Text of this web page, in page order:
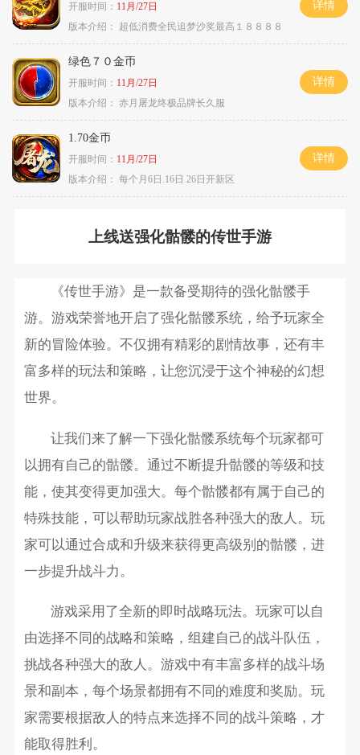
开服时间： 11月/27日
版本介绍：
超低消费全民追梦沙奖最高１８８８８
详情
绿色７０金币
开服时间： 11月/27日
版本介绍： 赤月屠龙终极品牌长久服
详情
1.70金币
开服时间： 11月/27日
版本介绍： 每个月6日.16日.26日开新区
详情
上线送强化骷髅的传世手游
《传世手游》是一款备受期待的强化骷髅手
游。游戏荣誉地开启了强化骷髅系统，给予玩家全
新的冒险体验。不仅拥有精彩的剧情故事，还有丰
富多样的玩法和策略，让您沉浸于这个神秘的幻想
世界。
让我们来了解一下强化骷髅系统每个玩家都可
以拥有自己的骷髅。通过不断提升骷髅的等级和技
能，使其变得更加强大。每个骷髅都有属于自己的
特殊技能，可以帮助玩家战胜各种强大的敌人。玩
家可以通过合成和升级来获得更高级别的骷髅，进
一步提升战斗力。
游戏采用了全新的即时战略玩法。玩家可以自
由选择不同的战略和策略，组建自己的战斗队伍，
挑战各种强大的敌人。游戏中有丰富多样的战斗场
景和副本，每个场景都拥有不同的难度和奖励。玩
家需要根据敌人的特点来选择不同的战斗策略，才
能取得胜利。